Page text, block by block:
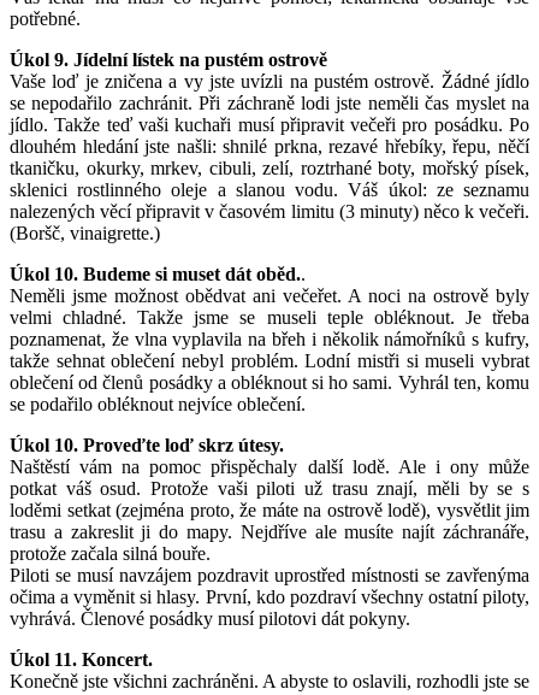
potřebné.
Úkol 9. Jídelní lístek na pustém ostrově
Vaše loď je zničena a vy jste uvízli na pustém ostrově. Žádné jídlo
se nepodařilo zachránit. Při záchraně lodi jste neměli čas myslet na
jídlo. Takže teď vaši kuchaři musí připravit večeři pro posádku. Po
dlouhém hledání jste našli: shnilé prkna, rezavé hřebíky, řepu, něčí
tkaničku, okurky, mrkev, cibuli, zelí, roztrhané boty, mořský písek,
sklenici rostlinného oleje a slanou vodu. Váš úkol: ze seznamu
nalezených věcí připravit v časovém limitu (3 minuty) něco k večeři.
(Boršč, vinaigrette.)
Úkol 10. Budeme si muset dát oběd..
Neměli jsme možnost obědvat ani večeřet. A noci na ostrově byly
velmi chladné. Takže jsme se museli teple obléknout. Je třeba
poznamenat, že vlna vyplavila na břeh i několik námořníků s kufry,
takže sehnat oblečení nebyl problém. Lodní mistři si museli vybrat
oblečení od členů posádky a obléknout si ho sami. Vyhrál ten, komu
se podařilo obléknout nejvíce oblečení.
Úkol 10. Proveďte loď skrz útesy.
Naštěstí vám na pomoc přispěchaly další lodě. Ale i ony může
potkat váš osud. Protože vaši piloti už trasu znají, měli by se s
loděmi setkat (zejména proto, že máte na ostrově lodě), vysvětlit jim
trasu a zakreslit ji do mapy. Nejdříve ale musíte najít záchranáře,
protože začala silná bouře.
Piloti se musí navzájem pozdravit uprostřed místnosti se zavřenýma
očima a vyměnit si hlasy. První, kdo pozdraví všechny ostatní piloty,
vyhrává. Členové posádky musí pilotovi dát pokyny.
Úkol 11. Koncert.
Konečně jste všichni zachráněni. A abyste to oslavili, rozhodli jste se